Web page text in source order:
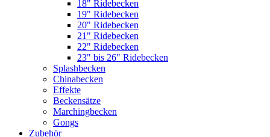
18" Ridebecken
19" Ridebecken
20" Ridebecken
21" Ridebecken
22" Ridebecken
23" bis 26" Ridebecken
Splashbecken
Chinabecken
Effekte
Beckensätze
Marchingbecken
Gongs
Zubehör